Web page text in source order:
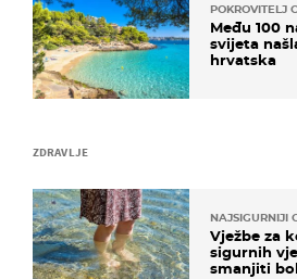
ZDRAVLJE
NAJSIGURNIJI
Vježbe za
sigurnih
smanjiti
POKROVITELJ
Među 100
svijeta
hrvatska